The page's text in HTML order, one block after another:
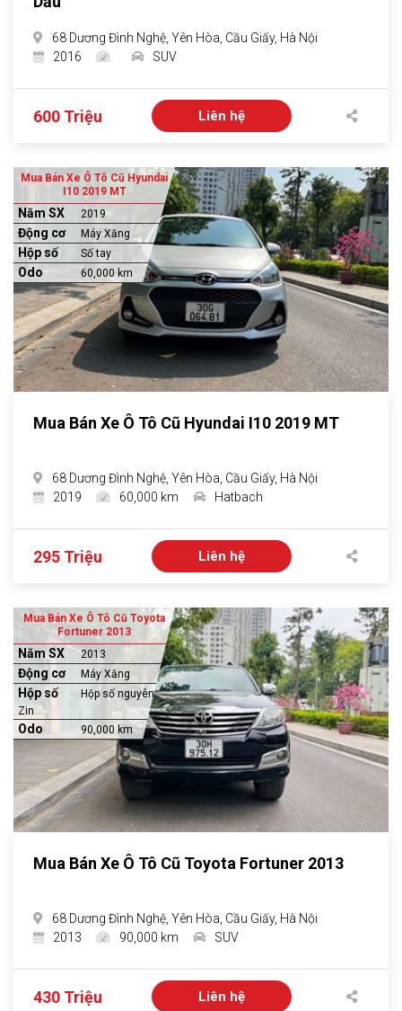
68 Dương Đình Nghệ, Yên Hòa, Cầu Giấy, Hà Nội
2016
SUV
600 Triệu Liên hệ
Mua Bán Xe Ô Tô Cũ Hyundai
I10 2019 MT
Năm SX 2019
Động cơ Máy Xăng
Hộp số Số tay
Odo 60,000 km
Mua Bán Xe Ô Tô Cũ Hyundai I10 2019 MT
68 Dương Đình Nghệ, Yên Hòa, Cầu Giấy, Hà Nội
2019
60,000 km Hatbach
295 Triệu Liên hệ
Mua Bán Xe Ô Tô Cũ Toyota
Fortuner 2013
Năm SX 2013
Động cơ Máy Xăng
Hộp số
Hộp số nguyên
Zin
Odo 90,000 km
Mua Bán Xe Ô Tô Cũ Toyota Fortuner 2013
68 Dương Đình Nghệ, Yên Hòa, Cầu Giấy, Hà Nội
2013
90,000 km SUV
430 Triệu Liên hệ